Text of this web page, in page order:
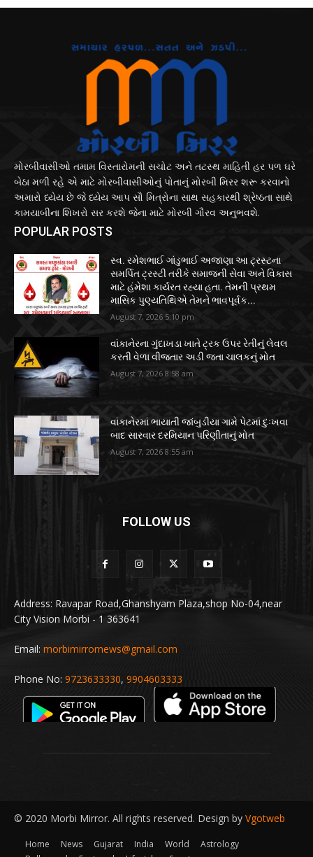
મોરબીવાસીઓ તમામ વિસ્તારોમની સચોટ અને તટસ્થ માહિતી હર પળ ઘરે
બેઠા મળી રહે એ માટે મોરબીવાસીઓનું પોતાનું મોરબી મિરર શરૂ કરવાનો
અમારો ધ્યેય છે જે ધ્યેય આપ સૌ મિત્રોના સાથ સહકારથી શ્રેષ્ઠતા સાથે
કામયાબીના શિખરો સર કરશે જેના માટે મોરબી ગૌરવ અનુભવશે.
POPULAR POSTS
સ્વ. રમેશભાઈ ગાંડુભાઈ અજાણા આ ટ્રસ્ટના
સમર્પિત ટ્રસ્ટી તરીકે સમાજની સેવા અને વિકાસ
માટે હંમેશા કાર્યરત રહ્યા હતા. તેમની પ્રથમ
માસિક પુણ્યતિથિએ તેમને ભાવપૂર્વક...
August 7, 2026 5:10 pm
વાંકાનેરના ગુંદાખડા ખાતે ટ્રક ઉપર રેતીનું લેવલ
કરતી વેળા વીજતાર અડી જતા ચાલકનું મોત
August 7, 2026 8:58 am
વાંકાનેરમાં ભાયાતી જાંબુડીયા ગામે પેટમાં દુઃખવા
બાદ સારવાર દરમિયાન પરિણીતાનું મોત
August 7, 2026 8:55 am
FOLLOW US
Address: Ravapar Road,Ghanshyam Plaza,shop No-04,near
City Vision Morbi - 1 363641
Email: morbimirrornews@gmail.com
Phone No: 9723633330, 9904603333
© 2020 Morbi Mirror. All rights reserved. Design by Vgotweb
Home News Gujarat India World
Astrology